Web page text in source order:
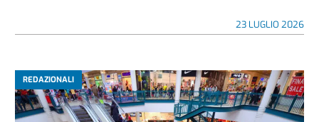
23 LUGLIO 2026
REDAZIONALI